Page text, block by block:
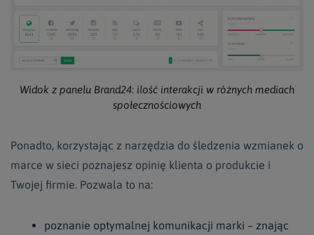
Widok z panelu Brand24: ilość interakcji w różnych mediach
społecznościowych
Ponadto, korzystając z narzędzia do śledzenia wzmianek o
marce w sieci poznajesz opinię klienta o produkcie i
Twojej firmie. Pozwala to na:
poznanie optymalnej komunikacji marki – znając